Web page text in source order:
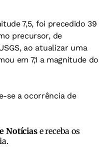
7,5, foi precedido 39
precursor, de
ao atualizar uma
em 7,1 a magnitude do
se a ocorrência de
Notíciase receba os